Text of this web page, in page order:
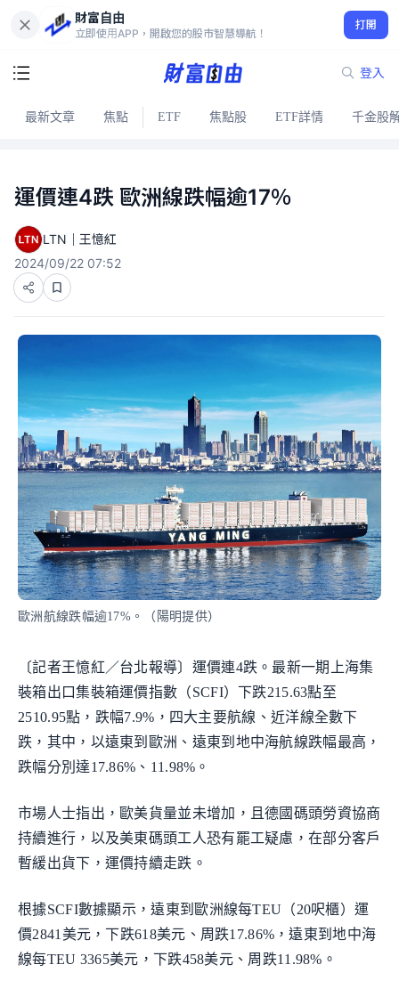
財富自由
立即使用APP，開啟您的股市智慧導航！
打開
登入
最新文章 焦點 ETF 焦點股 ETF詳情 千金股
運價連4跌 歐洲線跌幅逾17％
LTN｜王憶紅
2024/09/22 07:52
歐洲航線跌幅逾17%。（陽明提供）
〔記者王憶紅／台北報導〕運價連4跌。最新一期上海集
裝箱出口集裝箱運價指數（SCFI）下跌215.63點至
2510.95點，跌幅7.9%，四大主要航線、近洋線全數下
跌，其中，以遠東到歐洲、遠東到地中海航線跌幅最高，
跌幅分別達17.86%、11.98%。
市場人士指出，歐美貨量並未增加，且德國碼頭勞資協商
持續進行，以及美東碼頭工人恐有罷工疑慮，在部分客戶
暫緩出貨下，運價持續走跌。
根據SCFI數據顯示，遠東到歐洲線每TEU（20呎櫃）運
價2841美元，下跌618美元、周跌17.86%，遠東到地中海
線每TEU 3365美元，下跌458美元、周跌11.98%。